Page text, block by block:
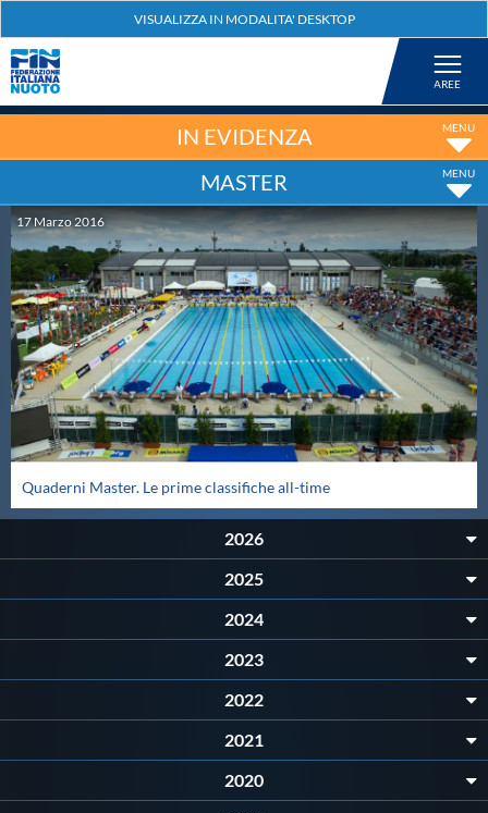
Nuoto
Tuffi
Artistico
Fondo
Salvamento
Master
Formazione
Scuole Nuoto
Propaganda
IN EVIDENZA
MASTER
17Marzo2016
Quaderni Master. Le prime classifiche all-time
2026
2025
2024
2023
2022
2021
2020